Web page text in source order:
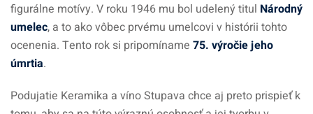
figurálne motívy. V roku 1946 mu bol udelený titul Národný
umelec, a to ako vôbec prvému umelcovi v histórii tohto
ocenenia. Tento rok si pripomíname 75. výročie jeho
úmrtia.
Podujatie Keramika a víno Stupava chce aj preto prispieť k